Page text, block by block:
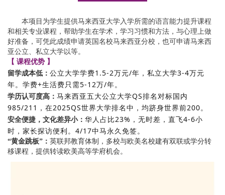
本项目为学生提供马来西亚大学入学所需的语言能力提升课程
和相关专业课程，帮助学生在学术，学习习惯和方法，与心理上做
好准备，可凭此成绩申请英国名校马来西亚分校，也可申请马来西
亚公立、私立大学以等。
【 课程优势 】
留学成本低： 公立大学学费1.5-2万元/年，私立大学3-4万元
年。学费+生活费只需5-12万/年。
学历认可度高： 马来西亚五大公立大学QS排名对标国内
985/211，在2025QS世界大学排名中，均跻身世界前200。
安全便捷，文化差异小： 华人占比23%，无时差，直飞4-6小
时，家长探访便利。4/17中马永久免签。
“黄金跳板”： 英联邦教育体制，多校与欧美名校建有双联或学分转
移课程，提供转读欧美高等学府机会。